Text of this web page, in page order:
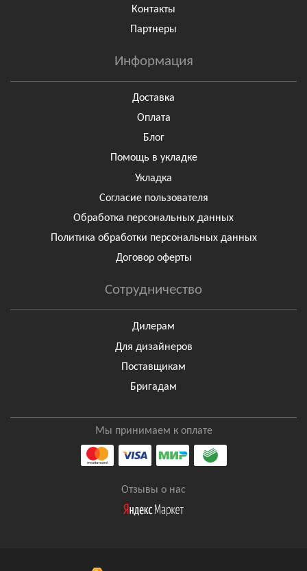
Контакты
Партнеры
Информация
Доставка
Оплата
Блог
Помощь в укладке
Укладка
Согласие пользователя
Обработка персональных данных
Политика обработки персональных данных
Договор оферты
Сотрудничество
Дилерам
Для дизайнеров
Поставщикам
Бригадам
Мы принимаем к оплате
Отзывы о нас